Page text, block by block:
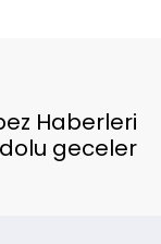
Haberleri
geceler